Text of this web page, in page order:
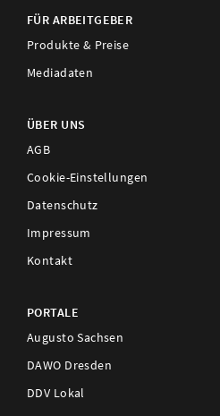
FÜR ARBEITGEBER
Produkte & Preise
Mediadaten
ÜBER UNS
AGB
Cookie-Einstellungen
Datenschutz
Impressum
Kontakt
PORTALE
Augusto Sachsen
DAWO Dresden
DDV Lokal